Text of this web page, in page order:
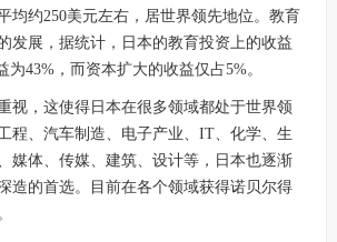
均约250美元左右，居世界领先地位。教育
发展，据统计，日本的教育投资上的收益
为43%，而资本扩大的收益仅占5%。
，这使得日本在很多领域都处于世界领
程、汽车制造、电子产业、IT、化学、生
媒体、传媒、建筑、设计等，日本也逐渐
造的首选。目前在各个领域获得诺贝尔得